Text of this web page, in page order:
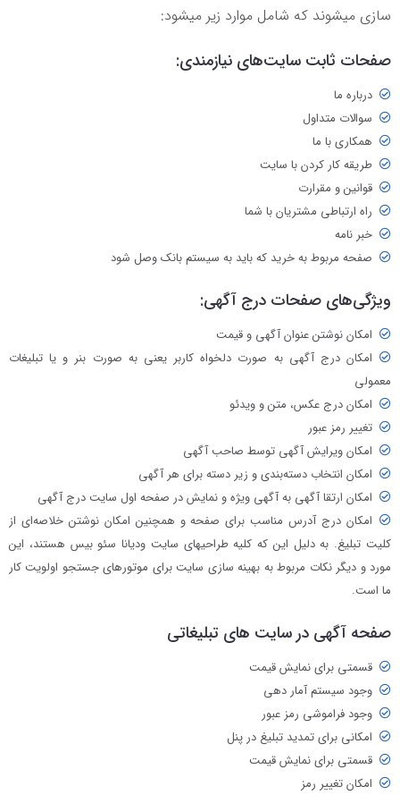
سازی میشوند که شامل موارد زیر میشود:
صفحات ثابت سایت‌های نیازمندی:
درباره ما
سوالات متداول
همکاری با ما
طریقه کار کردن با سایت
قوانین و مقرارت
راه ارتباطی مشتریان با شما
خبر نامه
صفحه مربوط به خرید که باید به سیستم بانک وصل شود
ویژگی‌های صفحات درج آگهی‎:
امکان نوشتن عنوان آگهی و قیمت
امکان درج آگهی به صورت دلخواه کاربر یعنی به صورت بنر و یا تبلیغات
معمولی
امکان درج عکس، متن و ویدئو
تغییر رمز عبور
امکان ویرایش آگهی توسط صاحب آگهی
امکان انتخاب دسته‌بندی و زیر دسته برای هر آگهی
امکان ارتقا آگهی به آگهی ویژه و نمایش در صفحه اول سایت درج آگهی
امکان درج آدرس مناسب برای صفحه و همچنین امکان نوشتن خلاصه‌ای از
کلیت تبلیغ. به دلیل این که کلیه طراحی‎های سایت ودیانا سئو بیس هستند، این
مورد و دیگر نکات مربوط به بهینه سازی سایت برای موتورهای جستجو اولویت کار
ما است.
صفحه آگهی در سایت های تبلیغاتی
قسمتی برای نمایش قیمت
وجود سیستم آمار دهی
وجود فراموشی رمز عبور
امکانی برای تمدید تبلیغ در پنل
قسمتی برای نمایش قیمت
امکان تغییر رمز